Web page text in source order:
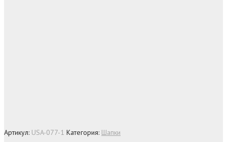
Артикул: USA-077-1 Категория: Шапки